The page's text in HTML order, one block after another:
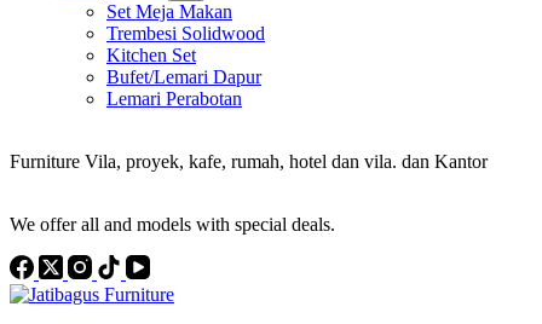
Set Meja Makan
Trembesi Solidwood
Kitchen Set
Bufet/Lemari Dapur
Lemari Perabotan
Furniture Vila, proyek, kafe, rumah, hotel dan vila. dan Kantor
We offer all and models with special deals.